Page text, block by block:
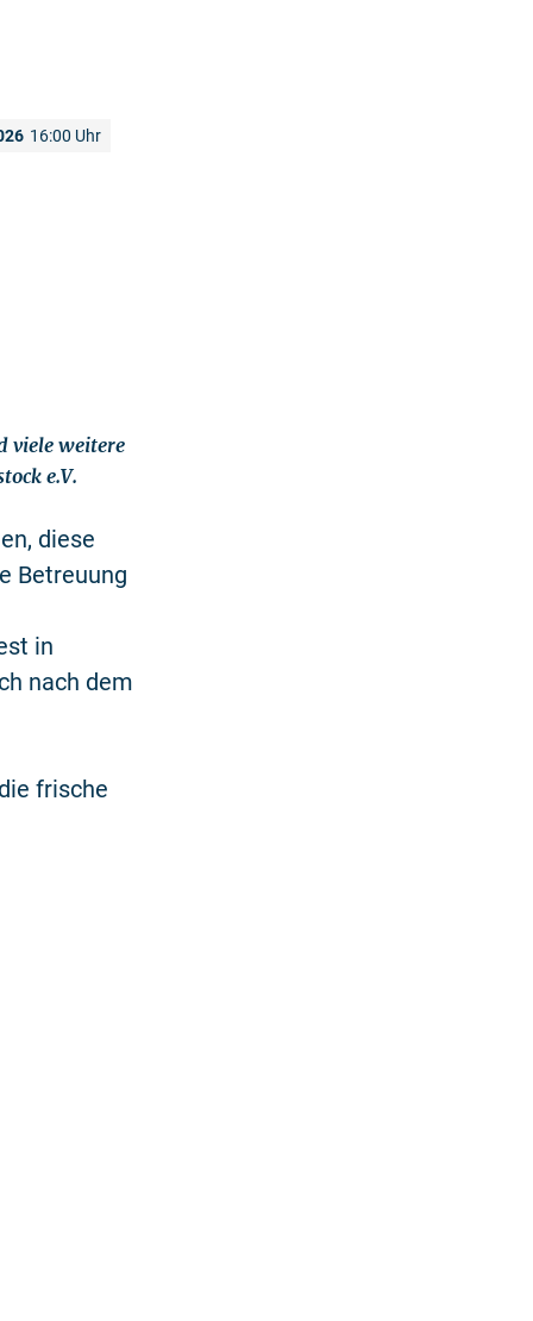
16:00 Uhr
viele weitere
e.V.
diese
Betreuung
in
nach dem
frische